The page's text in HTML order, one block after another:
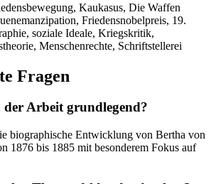
Kaukasus, Die Waffen
Friedensnobelpreis, 19.
soziale Ideale, Kriegskritik,
Menschenrechte, Schriftstellerei
Fragen
der Arbeit grundlegend?
biographische Entwicklung von Bertha von
1876 bis 1885 mit besonderem Fokus auf